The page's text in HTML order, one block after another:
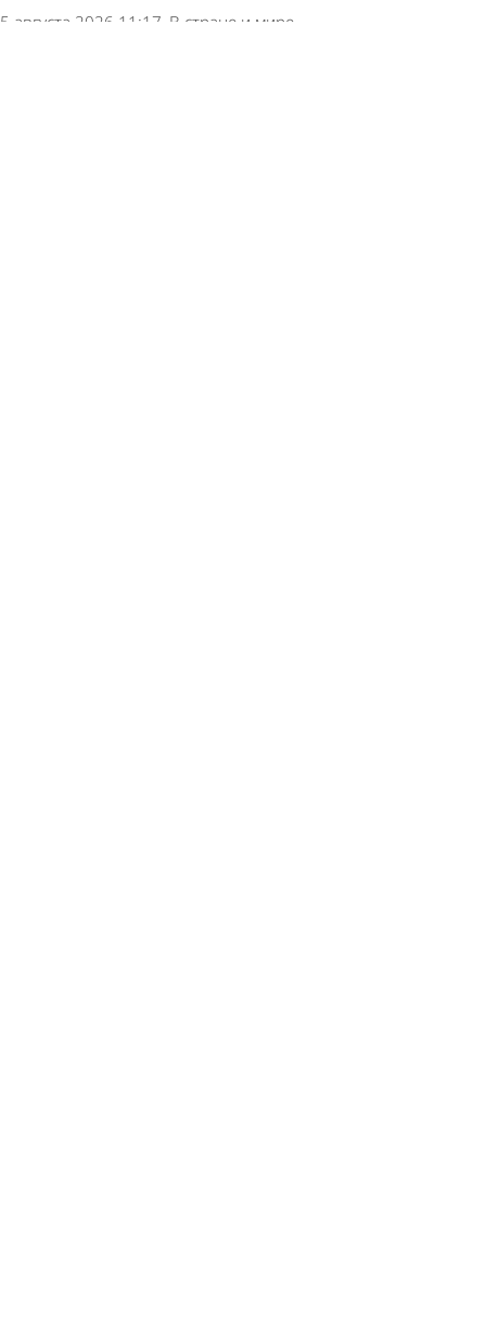
5 августа 2026 11:17 В стране и мире